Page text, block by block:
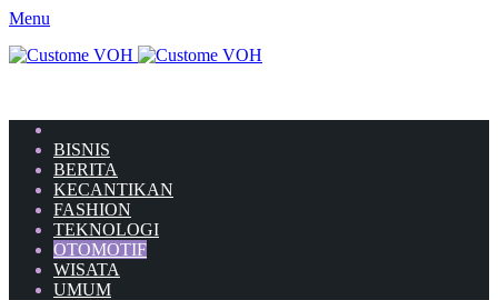
Menu
BISNIS
BERITA
KECANTIKAN
FASHION
TEKNOLOGI
OTOMOTIF
WISATA
UMUM